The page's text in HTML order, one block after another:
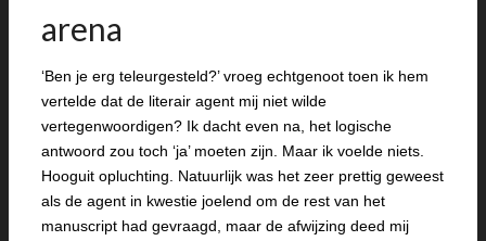
arena
‘Ben je erg teleurgesteld?’ vroeg echtgenoot toen ik hem
vertelde dat de literair agent mij niet wilde
vertegenwoordigen? Ik dacht even na, het logische
antwoord zou toch ‘ja’ moeten zijn. Maar ik voelde niets.
Hooguit opluchting. Natuurlijk was het zeer prettig geweest
als de agent in kwestie joelend om de rest van het
manuscript had gevraagd, maar de afwijzing deed mij